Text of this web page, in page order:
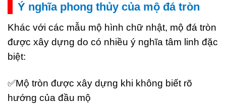
Ý nghĩa phong thủy của mộ đá tròn
Khác với các mẫu mộ hình chữ nhật, mộ đá tròn
được xây dựng do có nhiều ý nghĩa tâm linh đặc
biệt:
✅Mộ tròn được xây dựng khi không biết rõ
hướng của đầu mộ